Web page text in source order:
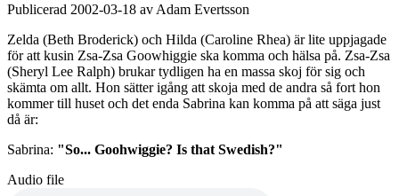
Publicerad 2002-03-18 av Adam Evertsson
Zelda (Beth Broderick) och Hilda (Caroline Rhea) är lite uppjagade
för att kusin Zsa-Zsa Goowhiggie ska komma och hälsa på. Zsa-Zsa
(Sheryl Lee Ralph) brukar tydligen ha en massa skoj för sig och
skämta om allt. Hon sätter igång att skoja med de andra så fort hon
kommer till huset och det enda Sabrina kan komma på att säga just
då är:
Sabrina: "So... Goohwiggie? Is that Swedish?"
Audio file